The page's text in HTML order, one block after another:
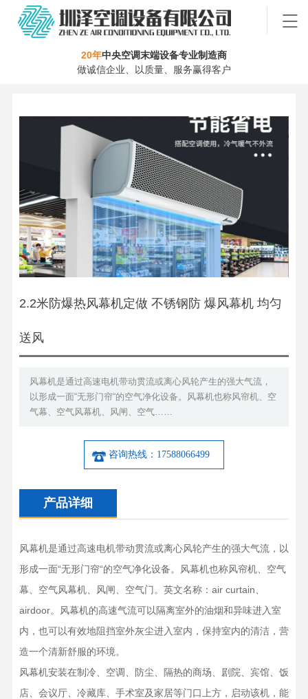
20年中央空调末端设备专业制造商
做诚信企业、以质量、服务赢得客户
2.2米防爆热风幕机定做 不锈钢防 爆风幕机 均匀
送风
风幕机是通过高速电机带动贯流或离心风轮产生的强大气流，
以形成一面“无形门帘“的空气净化设备。风幕机也称风帘机、空
气幕、空气风幕机、风闸、空气……
咨询热线：17588066499
产品详细
风幕机是通过高速电机带动贯流或离心风轮产生的强大气流，以
形成一面“无形门帘“的空气净化设备。风幕机也称风帘机、空气
幕、空气风幕机、风闸、空气门。英文名称：air curtain、
airdoor。风幕机的高速气流可以隔离室外的油烟和异味进入室
内，也可以有效地阻挡室外灰尘进入室内，保持室内的清洁，营
造一个清新舒服的环境。
风幕机安装在制冷、空调、防尘、隔热的商场、剧院、宾馆、饭
店、会议厅、冷藏库、手术室及家居等门口上方，启动该机，能